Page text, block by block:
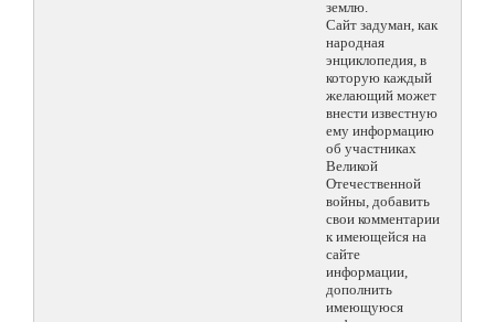
землю.
Сайт задуман, как
народная
энциклопедия, в
которую каждый
желающий может
внести известную
ему информацию
об участниках
Великой
Отечественной
войны, добавить
свои комментарии
к имеющейся на
сайте
информации,
дополнить
имеющуюся